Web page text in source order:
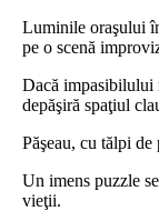
Luminile oraşului
pe o scenă
Dacă impasibilului
depăşiră spaţiul
Păşeau, cu tălpi
Un imens puzzle
vieţii.